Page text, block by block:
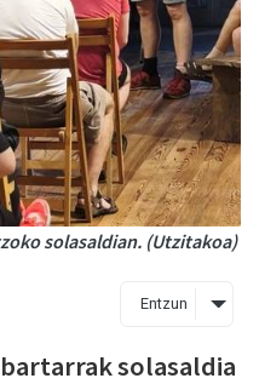
solasaldian. (Utzitakoa)
Entzun
solasaldia